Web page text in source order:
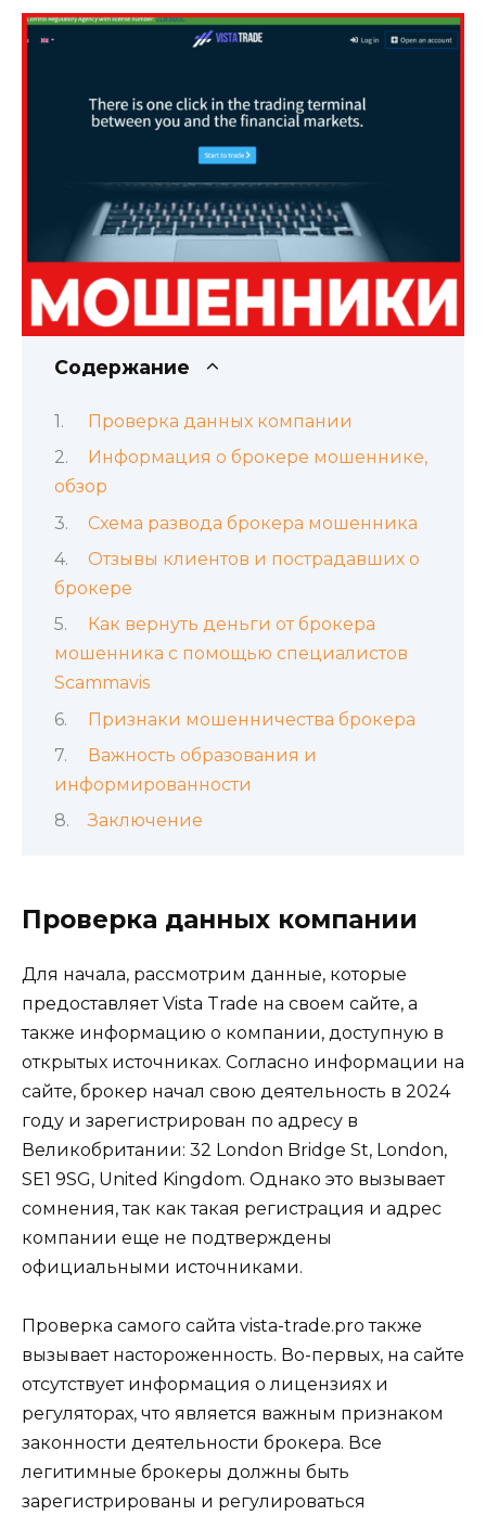
Содержание
Проверка данных компании
Информация о брокере мошеннике,
обзор
Схема развода брокера мошенника
Отзывы клиентов и пострадавших о
брокере
Как вернуть деньги от брокера
мошенника с помощью специалистов
Scammavis
Признаки мошенничества брокера
Важность образования и
информированности
Заключение
Проверка данных компании
Для начала, рассмотрим данные, которые
предоставляет Vista Trade на своем сайте, а
также информацию о компании, доступную в
открытых источниках. Согласно информации на
сайте, брокер начал свою деятельность в 2024
году и зарегистрирован по адресу в
Великобритании: 32 London Bridge St, London,
SE1 9SG, United Kingdom. Однако это вызывает
сомнения, так как такая регистрация и адрес
компании еще не подтверждены
официальными источниками.
Проверка самого сайта vista-trade.pro также
вызывает настороженность. Во-первых, на сайте
отсутствует информация о лицензиях и
регуляторах, что является важным признаком
законности деятельности брокера. Все
легитимные брокеры должны быть
зарегистрированы и регулироваться